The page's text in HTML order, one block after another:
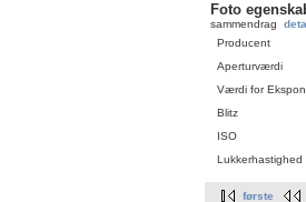
Foto
sammendrag
Producent
Aperturværdi
Værdi for
Blitz
ISO
Lukkerhastighed
første